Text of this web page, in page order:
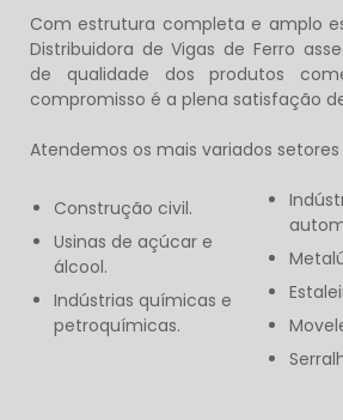
Com estrutura completa e amplo
Distribuidora de Vigas de Ferro
de qualidade dos produtos
compromisso é a plena satisfação
Atendemos os mais variados
Construção civil.
Usinas de açúcar e
álcool.
Indústrias químicas e
petroquímicas.